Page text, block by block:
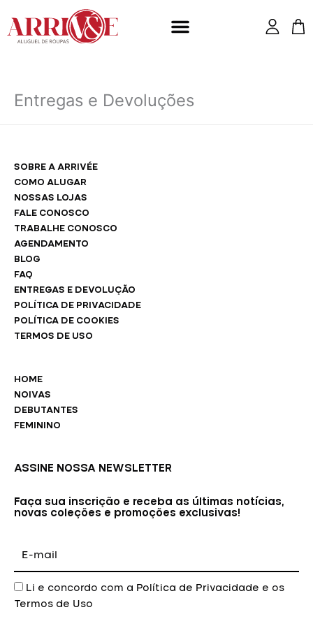
para
Entregas e Devoluções
SOBRE A ARRIVÉE
COMO ALUGAR
NOSSAS LOJAS
FALE CONOSCO
TRABALHE CONOSCO
AGENDAMENTO
BLOG
FAQ
ENTREGAS E DEVOLUÇÃO
POLÍTICA DE PRIVACIDADE
POLÍTICA DE COOKIES
TERMOS DE USO
HOME
NOIVAS
DEBUTANTES
FEMININO
ASSINE NOSSA NEWSLETTER
Faça sua inscrição e receba as últimas notícias,
novas coleções e promoções exclusivas!
mail
AceiteLi e concordo com a Política de Privacidade e os
Termos de Uso